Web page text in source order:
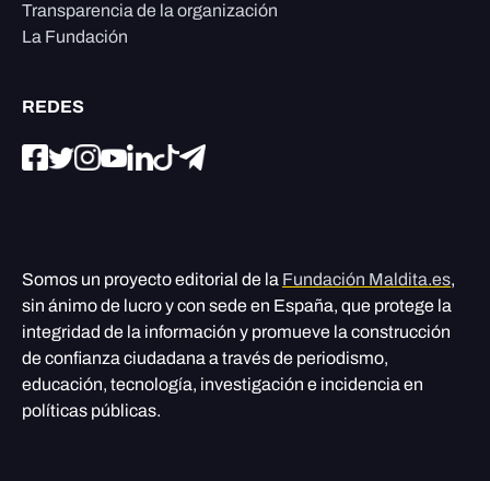
Transparencia de la organización
La Fundación
REDES
Somos un proyecto editorial de la Fundación Maldita.es,
sin ánimo de lucro y con sede en España, que protege la
integridad de la información y promueve la construcción
de confianza ciudadana a través de periodismo,
educación, tecnología, investigación e incidencia en
políticas públicas.